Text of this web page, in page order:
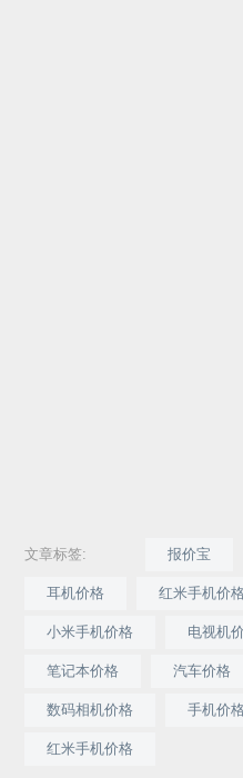
文章标签: 报价宝
耳机价格 红米手机价
小米手机价格 电视机
笔记本价格 汽车价格
数码相机价格 手机价
红米手机价格